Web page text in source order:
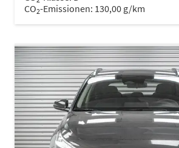
CO2-Emissionen: 130,00 g/km